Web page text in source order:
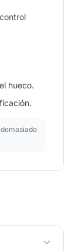
hueco.